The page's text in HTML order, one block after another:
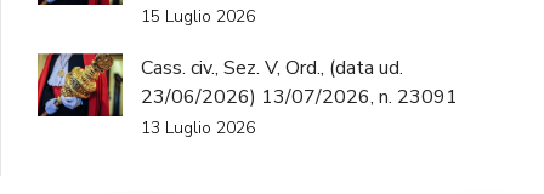
15 Luglio 2026
Cass. civ., Sez. V, Ord., (data ud.
23/06/2026) 13/07/2026, n. 23091
13 Luglio 2026